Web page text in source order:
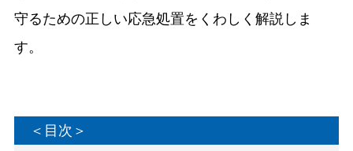
守るための正しい応急処置をくわしく解説しま
す。
＜目次＞